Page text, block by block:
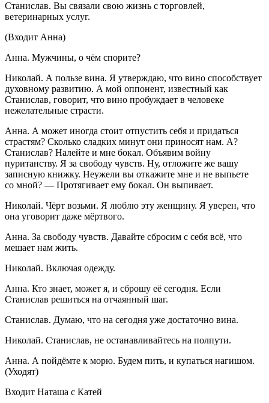
Станислав. Вы связали свою жизнь с торговлей,
ветеринарных услуг.
(Входит Анна)
Анна. Мужчины, о чём спорите?
Николай. А пользе вина. Я утверждаю, что вино способствует
духовному развитию. А мой оппонент, известный как
Станислав, говорит, что вино пробуждает в человеке
нежелательные страсти.
Анна. А может иногда стоит отпустить себя и придаться
страстям? Сколько сладких минут они приносят нам. А?
Станислав? Налейте и мне бокал. Объявим войну
пуританству. Я за свободу чувств. Ну, отложите же вашу
записную книжку. Неужели вы откажите мне и не выпьете
со мной? — Протягивает ему бокал. Он выпивает.
Николай. Чёрт возьми. Я люблю эту женщину. Я уверен, что
она уговорит даже мёртвого.
Анна. За свободу чувств. Давайте сбросим с себя всё, что
мешает нам жить.
Николай. Включая одежду.
Анна. Кто знает, может я, и сброшу её сегодня. Если
Станислав решиться на отчаянный шаг.
Станислав. Думаю, что на сегодня уже достаточно вина.
Николай. Станислав, не останавливайтесь на полпути.
Анна. А пойдёмте к морю. Будем пить, и купаться нагишом.
(Уходят)
Входит Наташа с Катей